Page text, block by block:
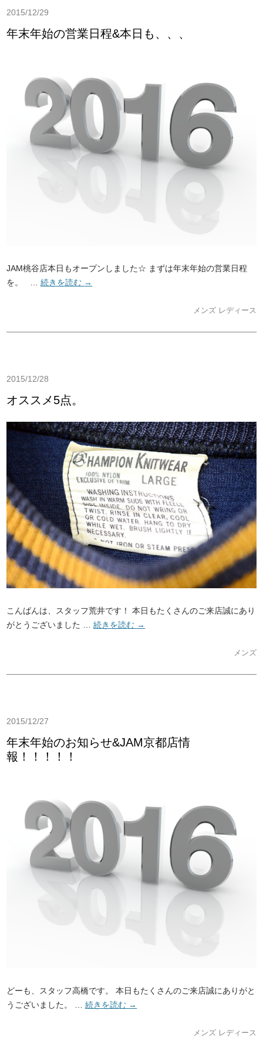
2015/12/29
年末年始の営業日程&本日も、、、
JAM桃谷店本日もオープンしました☆ まずは年末年始の営業日程
を。 …続きを読む →
メンズ レディース
2015/12/28
オススメ5点。
こんばんは、スタッフ荒井です！ 本日もたくさんのご来店誠にあり
がとうございました …続きを読む →
メンズ
2015/12/27
年末年始のお知らせ&JAM京都店情
報！！！！！
どーも、スタッフ高橋です。 本日もたくさんのご来店誠にありがと
うございました。 …続きを読む →
メンズ レディース